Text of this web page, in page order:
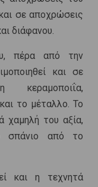
σε αποχρώσεις
διάφανου.
πέρα από την
και σε
το μέταλλο. Το
χαμηλή του αξία,
σπάνιο από το
και η τεχνητά